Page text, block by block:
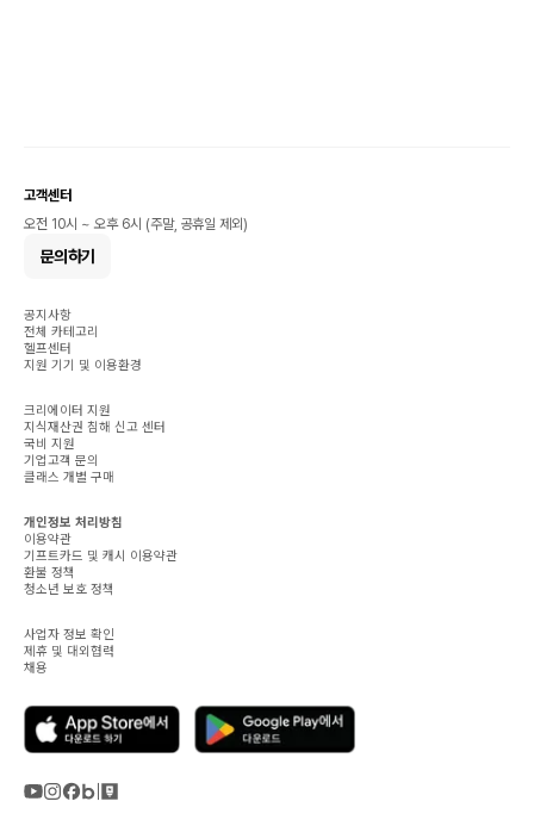
고객센터
오전 10시 ~ 오후 6시 (주말, 공휴일 제외)
문의하기
공지사항
전체 카테고리
헬프센터
지원 기기 및 이용환경
크리에이터 지원
지식재산권 침해 신고 센터
국비 지원
기업고객 문의
클래스 개별 구매
개인정보 처리방침
이용약관
기프트카드 및 캐시 이용약관
환불 정책
청소년 보호 정책
사업자 정보 확인
제휴 및 대외협력
채용